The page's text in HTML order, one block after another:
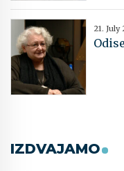
21. July
IZDVAJAMO